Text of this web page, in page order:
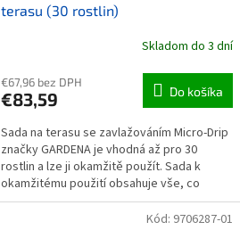
terasu (30 rostlin)
Skladom do 3 dní
€67,96 bez DPH
€83,59 Do košíka
Sada na terasu se zavlažováním Micro-Drip
značky GARDENA je vhodná až pro 30
rostlin a lze ji okamžitě použít. Sada k
okamžitému použití obsahuje vše, co
potřebujete pro...
Kód: 9706287-01